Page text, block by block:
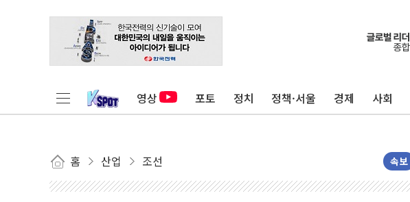
영상 포토 정치 정책·서울 경제 사회
홈 산업 조선 속보